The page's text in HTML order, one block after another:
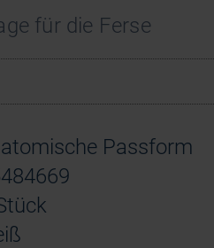
für die Ferse
Passform